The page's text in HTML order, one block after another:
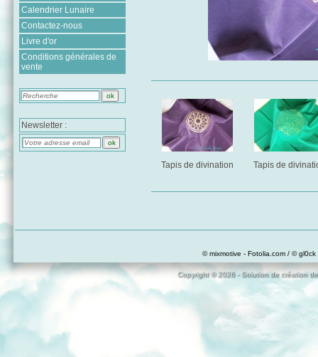
Calendrier Lunaire
Contactez-nous
Livre d'or
Conditions générales de
vente
Newsletter :
Tapis de divination Tapis de
© mixmotive - Fotolia.com / ©
Copyright © 2026 - Solution de création